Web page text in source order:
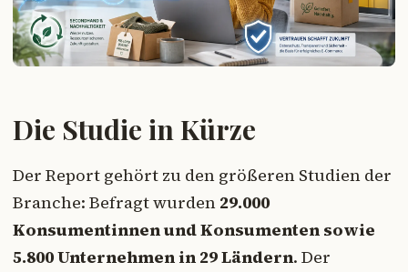
Die Studie in Kürze
Der Report gehört zu den größeren Studien der
Branche: Befragt wurden 29.000
Konsumentinnen und Konsumenten sowie
5.800 Unternehmen in 29 Ländern. Der